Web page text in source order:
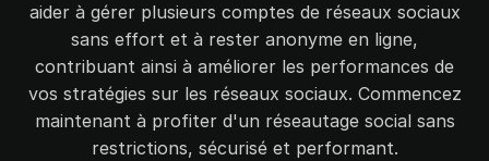
aider à gérer plusieurs comptes de réseaux sociaux
sans effort et à rester anonyme en ligne,
contribuant ainsi à améliorer les performances de
vos stratégies sur les réseaux sociaux. Commencez
maintenant à profiter d'un réseautage social sans
restrictions, sécurisé et performant.